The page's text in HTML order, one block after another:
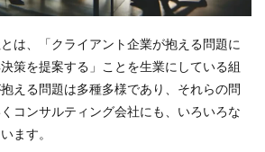
は、「クライアント企業が抱える問題に
策を提案する」ことを生業にしている組
える問題は多種多様であり、それらの問
コンサルティング会社にも、いろいろな
ます。